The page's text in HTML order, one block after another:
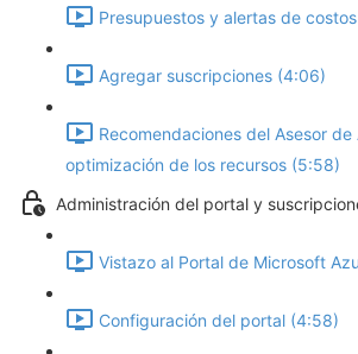
Presupuestos y alertas de
Agregar suscripciones (4:06)
Recomendaciones del Asesor de
optimización de los recursos (5:58)
Administración del portal y
Vistazo al Portal de Microsoft
Configuración del portal (4:58)